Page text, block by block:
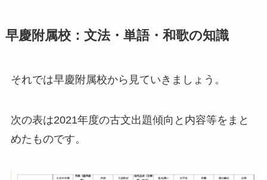
早慶附属校： 文法・単語・和歌の知識
それでは早慶附属校から見ていきましょう。
次の表は2021年度の古文出題傾向と内容等をまと
めたものです。